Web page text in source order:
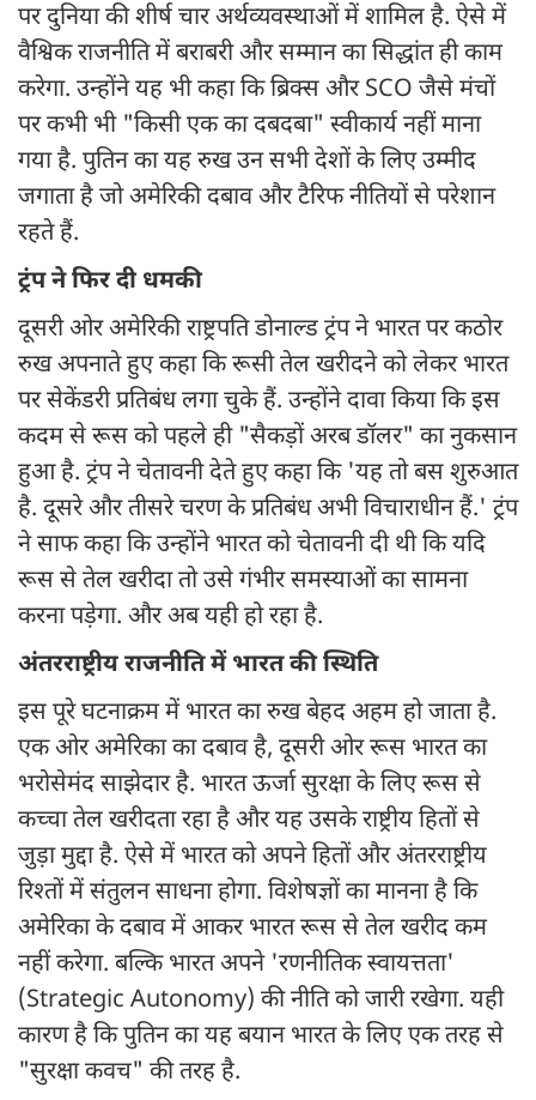
पर दुनिया की शीर्ष चार अर्थव्यवस्थाओं में शामिल है. ऐसे में
वैश्विक राजनीति में बराबरी और सम्मान का सिद्धांत ही काम
करेगा. उन्होंने यह भी कहा कि ब्रिक्स और SCO जैसे मंचों
पर कभी भी "किसी एक का दबदबा" स्वीकार्य नहीं माना
गया है. पुतिन का यह रुख उन सभी देशों के लिए उम्मीद
जगाता है जो अमेरिकी दबाव और टैरिफ नीतियों से परेशान
रहते हैं.
ट्रंप ने फिर दी धमकी
दूसरी ओर अमेरिकी राष्ट्रपति डोनाल्ड ट्रंप ने भारत पर कठोर
रुख अपनाते हुए कहा कि रूसी तेल खरीदने को लेकर भारत
पर सेकेंडरी प्रतिबंध लगा चुके हैं. उन्होंने दावा किया कि इस
कदम से रूस को पहले ही "सैकड़ों अरब डॉलर" का नुकसान
हुआ है. ट्रंप ने चेतावनी देते हुए कहा कि 'यह तो बस शुरुआत
है. दूसरे और तीसरे चरण के प्रतिबंध अभी विचाराधीन हैं.' ट्रंप
ने साफ कहा कि उन्होंने भारत को चेतावनी दी थी कि यदि
रूस से तेल खरीदा तो उसे गंभीर समस्याओं का सामना
करना पड़ेगा. और अब यही हो रहा है.
अंतरराष्ट्रीय राजनीति में भारत की स्थिति
इस पूरे घटनाक्रम में भारत का रुख बेहद अहम हो जाता है.
एक ओर अमेरिका का दबाव है, दूसरी ओर रूस भारत का
भरोसेमंद साझेदार है. भारत ऊर्जा सुरक्षा के लिए रूस से
कच्चा तेल खरीदता रहा है और यह उसके राष्ट्रीय हितों से
जुड़ा मुद्दा है. ऐसे में भारत को अपने हितों और अंतरराष्ट्रीय
रिश्तों में संतुलन साधना होगा. विशेषज्ञों का मानना है कि
अमेरिका के दबाव में आकर भारत रूस से तेल खरीद कम
नहीं करेगा. बल्कि भारत अपने 'रणनीतिक स्वायत्तता'
(Strategic Autonomy) की नीति को जारी रखेगा. यही
कारण है कि पुतिन का यह बयान भारत के लिए एक तरह से
"सुरक्षा कवच" की तरह है.